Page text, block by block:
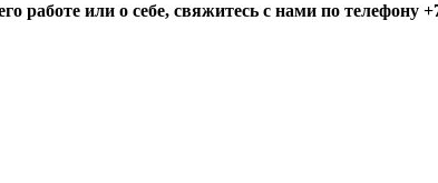
работе или о себе, свяжитесь с нами по телефону